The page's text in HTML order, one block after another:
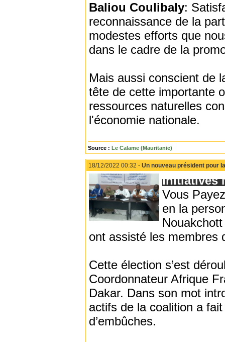
Baliou Coulibaly:
reconnaissance de la
modestes efforts que
dans le cadre de la
Mais aussi conscient de
tête de cette importante
ressources naturelles
l'économie nationale.
Source : Le Calame (Mauritanie)
18/12/2022 00:32 - Un nouveau président pour
Initiatives
Vous
en la
ont assisté les membres
Cette élection s’est
Coordonnateur Afrique
Dakar. Dans son mot
actifs de la coalition a
d’embûches.